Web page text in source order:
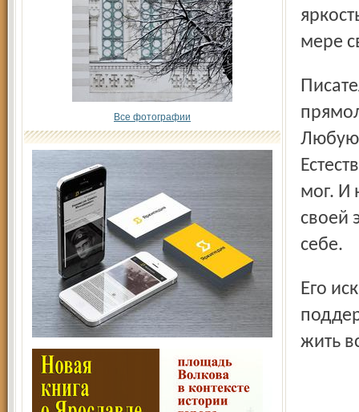
Все фотографии
мере
Писатель Валерий Замыслов – мудрец и воин. Он был
Любую
мог. И
своей
себе.
Его искреннее правдивое Слово будет с нами, согревая и
жить